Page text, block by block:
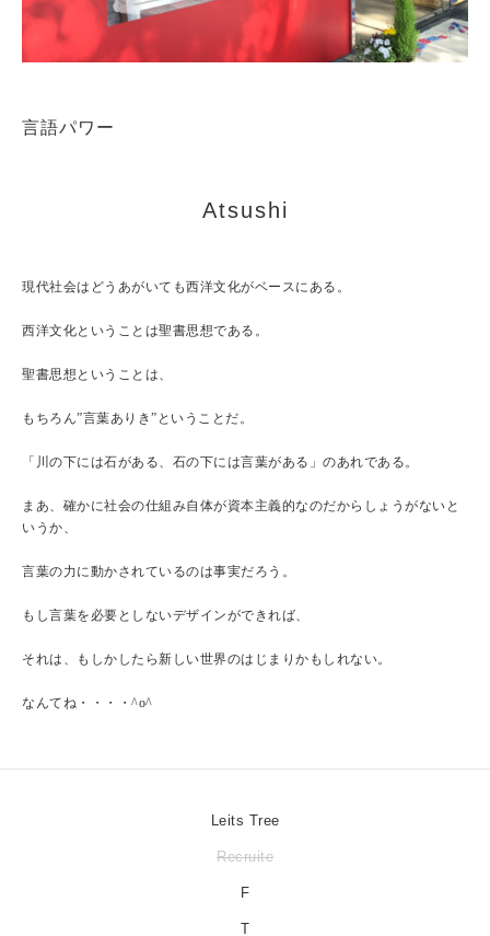
言語パワー
Atsushi
現代社会はどうあがいても西洋文化がベースにある。
西洋文化ということは聖書思想である。
聖書思想ということは、
もちろん”言葉ありき”ということだ。
「川の下には石がある、石の下には言葉がある」のあれである。
まあ、確かに社会の仕組み自体が資本主義的なのだからしょうがないと
いうか、
言葉の力に動かされているのは事実だろう。
もし言葉を必要としないデザインができれば、
それは、もしかしたら新しい世界のはじまりかもしれない。
なんてね・・・・^o^
Leits Tree
Recruite
F
T